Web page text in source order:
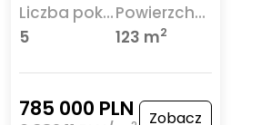
Liczba pokoi
5
Powierzchnia
123 m2
785 000 PLN Zobacz